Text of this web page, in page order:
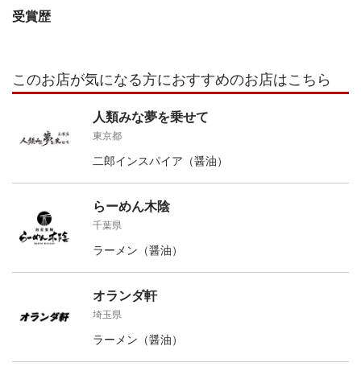
受賞歴
このお店が気になる方におすすめのお店はこちら
人類みな夢を乗せて
東京都
二郎インスパイア（醤油）
らーめん木陰
千葉県
ラーメン（醤油）
オランダ軒
埼玉県
ラーメン（醤油）